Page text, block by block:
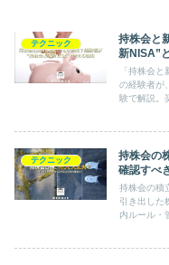
テクニック
持株会と
新NISA”
「持株会
の経験者が
験で解説。
テクニック
持株会の
確認すべ
持株会の積
引き出した
内ルール・